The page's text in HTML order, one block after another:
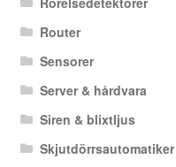
Router
Sensorer
Server & hårdvara
Siren & blixtljus
Skjutdörrsautomatiker